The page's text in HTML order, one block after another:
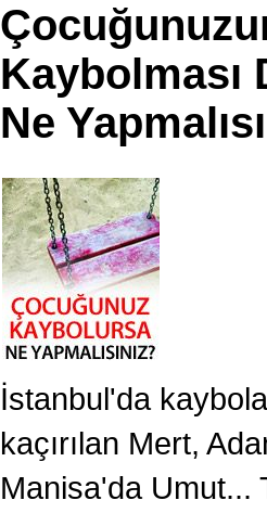
Kaybolması
Ne
İstanbul'da
kaçırılan Mert,
Manisa'da Umut...